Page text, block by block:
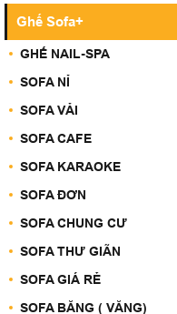
Ghế Sofa+
GHẾ NAIL-SPA
SOFA NỈ
SOFA VẢI
SOFA CAFE
SOFA KARAOKE
SOFA ĐƠN
SOFA CHUNG CƯ
SOFA THƯ GIÃN
SOFA GIÁ RẺ
SOFA BĂNG ( VĂNG)